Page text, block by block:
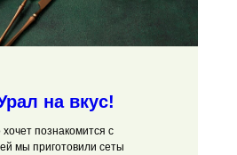
на вкус!
хочет познакомится с
мы приготовили сеты